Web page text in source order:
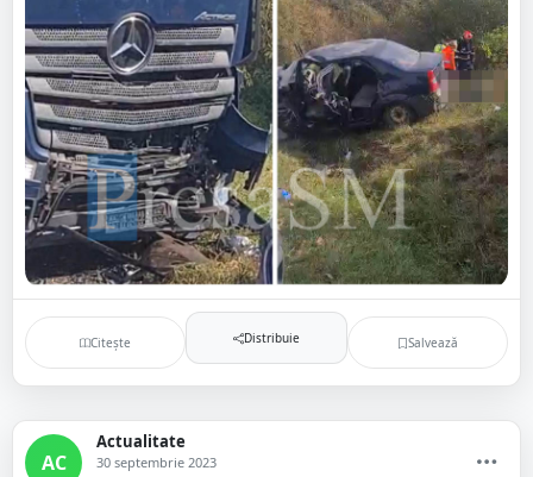
Citește Distribuie Salvează
AC
Actualitate
30 septembrie 2023